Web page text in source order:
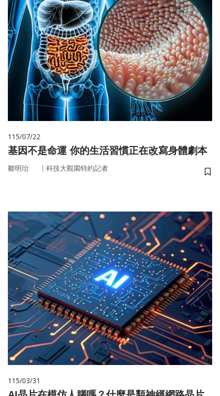
115/07/22
基因不是命運 你的生活習慣正在改寫身體劇本
鄒明珆 ｜ 科技大觀園特約記者
儲
115/03/31